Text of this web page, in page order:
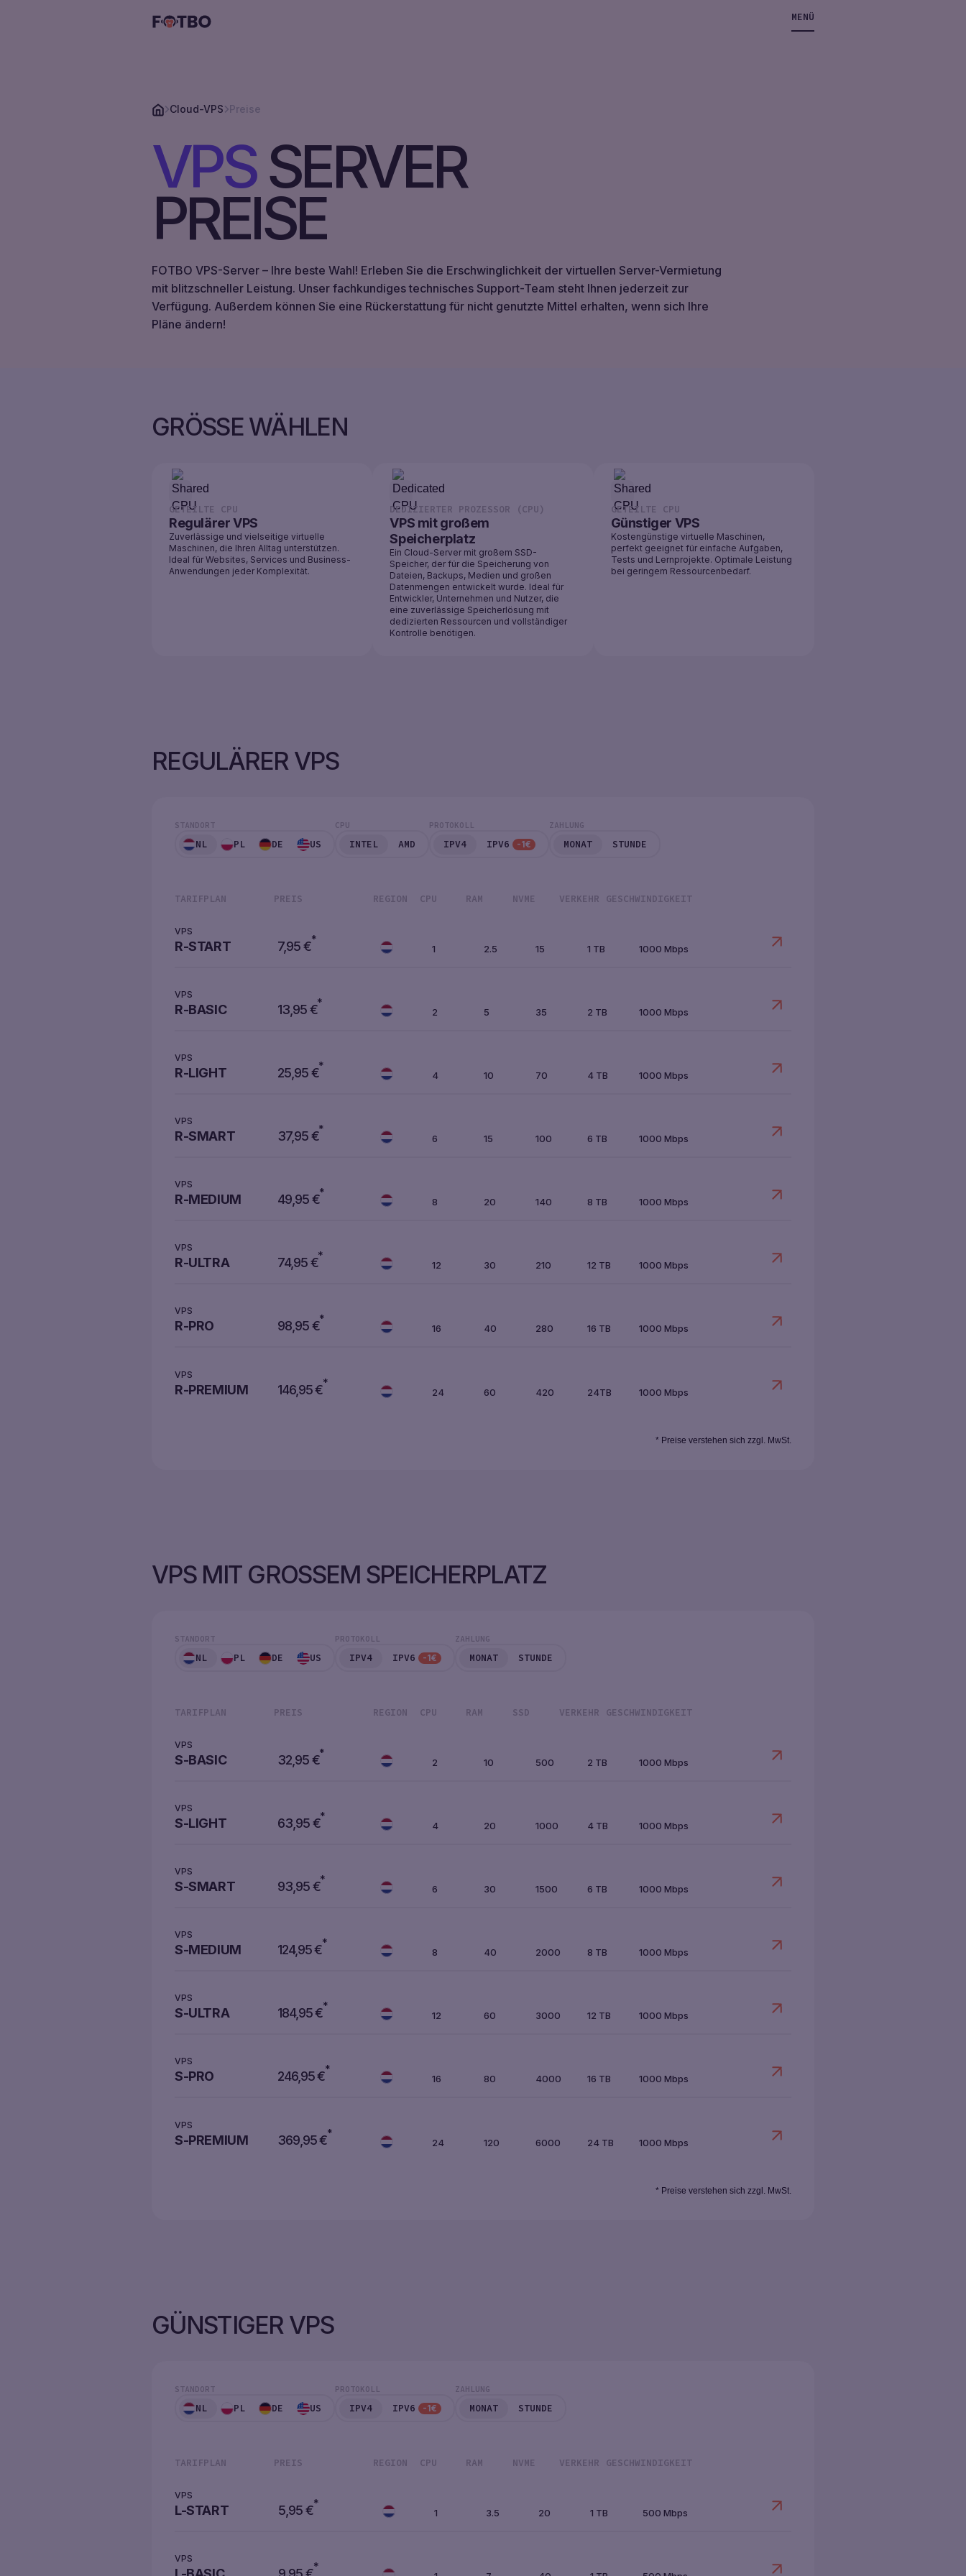
MENÜ
VPS
MIETEN
STORAGE-
VPS
LÖSUNGEN
VPS
VPC
PREISE
ENG
POL
RUS
ESP
(
)
EUR
($)USD
(ZŁ)PLN
EINLOGGEN
REGISTRIEREN
Cloud-VPS Preise
VPSSERVER
PREISE
FOTBO VPS-Server – Ihre beste Wahl! Erleben Sie die Erschwinglichkeit der virtuellen Server-Vermietung
mit blitzschneller Leistung. Unser fachkundiges technisches Support-Team steht Ihnen jederzeit zur
Verfügung. Außerdem können Sie eine Rückerstattung für nicht genutzte Mittel erhalten, wenn sich Ihre
Pläne ändern!
GRÖSSE WÄHLEN
GETEILTE CPU
Regulärer VPS
Zuverlässige und vielseitige virtuelle
Maschinen, die Ihren Alltag unterstützen.
Ideal für Websites, Services und Business-
Anwendungen jeder Komplexität.
DEDIZIERTER PROZESSOR (CPU)
VPS mit großem
Speicherplatz
Ein Cloud-Server mit großem SSD-
Speicher, der für die Speicherung von
Dateien, Backups, Medien und großen
Datenmengen entwickelt wurde. Ideal für
Entwickler, Unternehmen und Nutzer, die
eine zuverlässige Speicherlösung mit
dedizierten Ressourcen und vollständiger
Kontrolle benötigen.
GETEILTE CPU
Günstiger VPS
Kostengünstige virtuelle Maschinen,
perfekt geeignet für einfache Aufgaben,
Tests und Lernprojekte. Optimale Leistung
bei geringem Ressourcenbedarf.
REGULÄRER VPS
STANDORT
NL PL DE US
CPU
INTEL AMD
PROTOKOLL
IPV4 IPV6 -1€
ZAHLUNG
MONAT STUNDE
TARIFPLAN PREIS REGION CPU RAM NVME VERKEHR GESCHWINDIGKEIT
VPS
R-START 7,95 €*
1 2.5 15 1 TB 1000 Mbps
VPS
R-BASIC 13,95 €*
2 5 35 2 TB 1000 Mbps
VPS
R-LIGHT 25,95 €*
4 10 70 4 TB 1000 Mbps
VPS
R-SMART 37,95 €*
6 15 100 6 TB 1000 Mbps
VPS
R-MEDIUM 49,95 €*
8 20 140 8 TB 1000 Mbps
VPS
R-ULTRA 74,95 €*
12 30 210 12 TB 1000 Mbps
VPS
R-PRO 98,95 €*
16 40 280 16 TB 1000 Mbps
VPS
R-PREMIUM 146,95€*
24 60 420 24TB 1000 Mbps
* Preise verstehen sich zzgl. MwSt.
VPS MIT GROSSEM SPEICHERPLATZ
STANDORT
NL PL DE US
PROTOKOLL
IPV4 IPV6 -1€
ZAHLUNG
MONAT STUNDE
TARIFPLAN PREIS REGION CPU RAM SSD VERKEHR GESCHWINDIGKEIT
VPS
S-BASIC 32,95 €*
2 10 500 2 TB 1000 Mbps
VPS
S-LIGHT 63,95 €*
4 20 1000 4 TB 1000 Mbps
VPS
S-SMART 93,95 €*
6 30 1500 6 TB 1000 Mbps
VPS
S-MEDIUM 124,95€*
8 40 2000 8 TB 1000 Mbps
VPS
S-ULTRA 184,95€*
12 60 3000 12 TB 1000 Mbps
VPS
S-PRO 246,95€*
16 80 4000 16 TB 1000 Mbps
VPS
S-PREMIUM 369,95€*
24 120 6000 24 TB 1000 Mbps
* Preise verstehen sich zzgl. MwSt.
GÜNSTIGER VPS
STANDORT
NL PL DE US
PROTOKOLL
IPV4 IPV6 -1€
ZAHLUNG
MONAT STUNDE
TARIFPLAN PREIS REGION CPU RAM NVME VERKEHR GESCHWINDIGKEIT
VPS
L-START 5,95€*
1 3.5 20 1 TB 500 Mbps
VPS
*